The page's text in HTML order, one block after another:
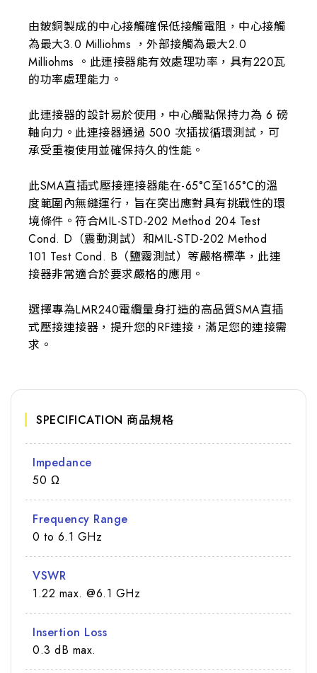
由鈹銅製成的中心接觸確保低接觸電阻，中心接觸
為最大3.0 Milliohms ，外部接觸為最大2.0
Milliohms 。此連接器能有效處理功率，具有220瓦
的功率處理能力。
此連接器的設計易於使用，中心觸點保持力為 6 磅
軸向力。此連接器通過 500 次插拔循環測試，可
承受重複使用並確保持久的性能。
此SMA直插式壓接連接器能在-65°C至165°C的溫
度範圍內無縫運行，旨在突出應對具有挑戰性的環
境條件。符合MIL-STD-202 Method 204 Test
Cond. D（震動測試）和MIL-STD-202 Method
101 Test Cond. B（鹽霧測試）等嚴格標準，此連
接器非常適合於要求嚴格的應用。
選擇專為LMR240電纜量身打造的高品質SMA直插
式壓接連接器，提升您的RF連接，滿足您的連接需
求。
SPECIFICATION 商品規格
Impedance
50 Ω
Frequency Range
0 to 6.1 GHz
VSWR
1.22 max. @6.1 GHz
Insertion Loss
0.3 dB max.